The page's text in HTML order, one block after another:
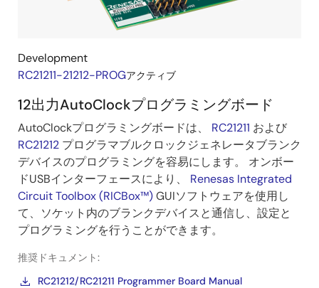
Development
RC21211-21212-PROGアクティブ
12出力AutoClockプログラミングボード
AutoClockプログラミングボードは、 RC21211 および
RC21212 プログラマブルクロックジェネレータブランク
デバイスのプログラミングを容易にします。 オンボー
ドUSBインターフェースにより、 Renesas Integrated
Circuit Toolbox (RICBox™)GUIソフトウェアを使用し
て、ソケット内のブランクデバイスと通信し、設定と
プログラミングを行うことができます。
推奨ドキュメント:
RC21212/RC21211 Programmer Board Manual